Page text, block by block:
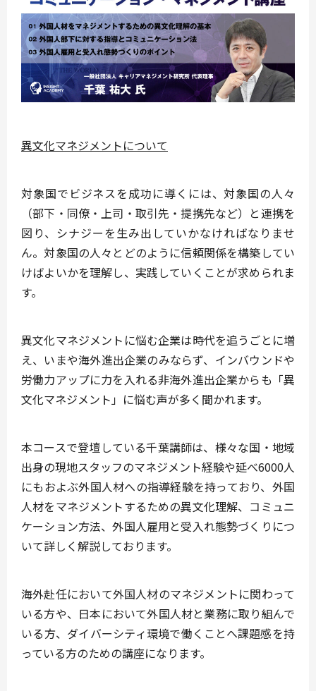
異文化マネジメントについて
対象国でビジネスを成功に導くには、対象国の人々
（部下・同僚・上司・取引先・提携先など）と連携を
図り、シナジーを生み出していかなければなりませ
ん。対象国の人々とどのように信頼関係を構築してい
けばよいかを理解し、実践していくことが求められま
す。
異文化マネジメントに悩む企業は時代を追うごとに増
え、いまや海外進出企業のみならず、インバウンドや
労働力アップに力を入れる非海外進出企業からも「異
文化マネジメント」に悩む声が多く聞かれます。
本コースで登壇している千葉講師は、様々な国・地域
出身の現地スタッフのマネジメント経験や延べ6000人
にもおよぶ外国人材への指導経験を持っており、外国
人材をマネジメントするための異文化理解、コミュニ
ケーション方法、外国人雇用と受入れ態勢づくりにつ
いて詳しく解説しております。
海外赴任において外国人材のマネジメントに関わって
いる方や、日本において外国人材と業務に取り組んで
いる方、ダイバーシティ環境で働くことへ課題感を持
っている方のための講座になります。